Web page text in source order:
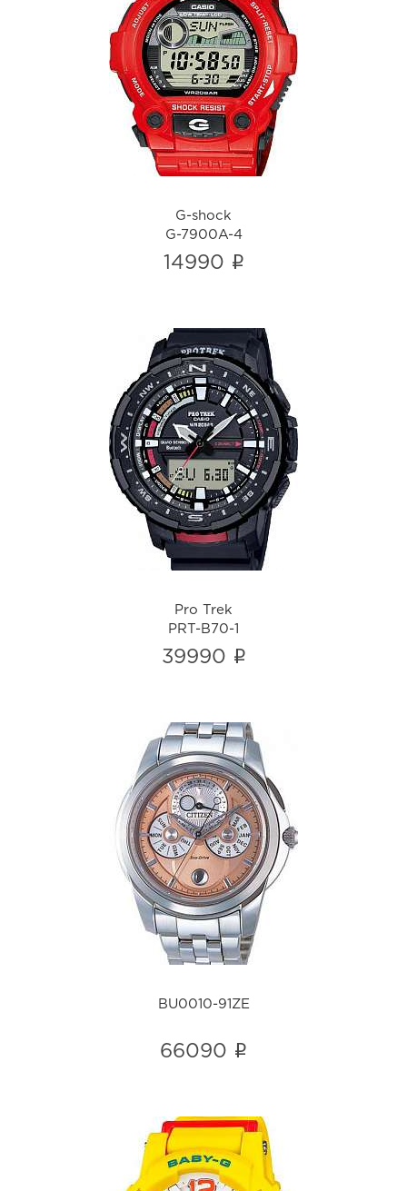
G-shock
G-7900A-4
i
G-shock
G-7900A-4
14990 i
Pro Trek
PRT-B70-1
i
Pro Trek
PRT-B70-1
39990 i
BU0010-91ZE
i
BU0010-91ZE
66090 i